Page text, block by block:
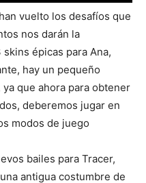
vuelto los desafíos que
nos darán la
épicas para Ana,
hay un pequeño
que ahora para obtener
deberemos jugar en
modos de juego
bailes para Tracer,
antigua costumbre de